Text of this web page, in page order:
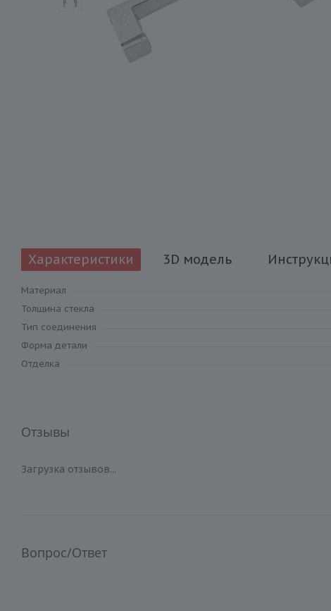
Характеристики 3D модель
Материал
Толщина стекла
Тип соединения
Форма детали
Отделка
Отзывы
Загрузка отзывов...
Вопрос/Ответ